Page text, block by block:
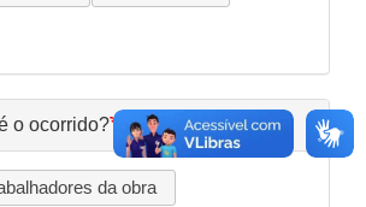
o ocorrido?
da obra